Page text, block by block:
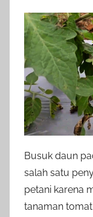
Busuk daun
salah satu
petani karena
tanaman